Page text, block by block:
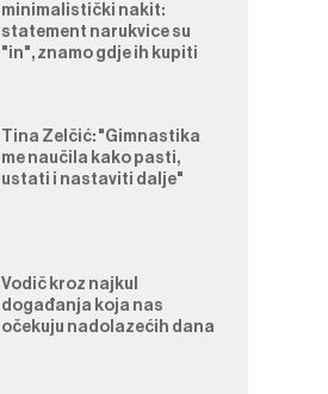
minimalistički nakit:
statement narukvice su
"in", znamo gdje ih kupiti
Tina Zelčić: "Gimnastika
me naučila kako pasti,
ustati i nastaviti dalje"
Vodič kroz najkul
događanja koja nas
očekuju nadolazećih dana